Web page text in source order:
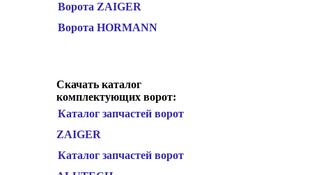
Ворота ZAIGER
Ворота HORMANN
Скачать каталог
комплектующих ворот:
Каталог запчастей ворот
ZAIGER
Каталог запчастей ворот